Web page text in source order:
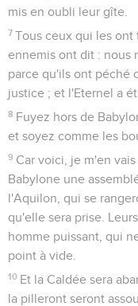
mis en oubli leur gîte.
7 Tous ceux qui les ont
ennemis ont dit : nous
parce qu'ils ont péché
justice ; et l'Eternel a
8 Fuyez hors de
et soyez comme les
9 Car voici, je m'en
Babylone une
l'Aquilon, qui se
qu'elle sera prise.
homme puissant, qui
point à vide.
10 Et la Caldée sera
la pilleront seront